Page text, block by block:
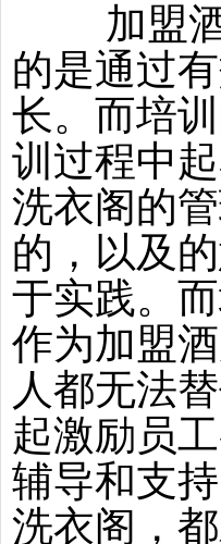
加盟酒
的是通过
长。而培
训过程中
洗衣阁的
的，以及
于实践。
作为加盟
人都无法
起激励员
辅导和支
洗衣阁，